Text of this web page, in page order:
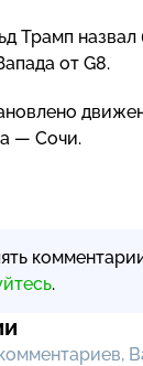
Трамп
от G8.
— Сочи.
.